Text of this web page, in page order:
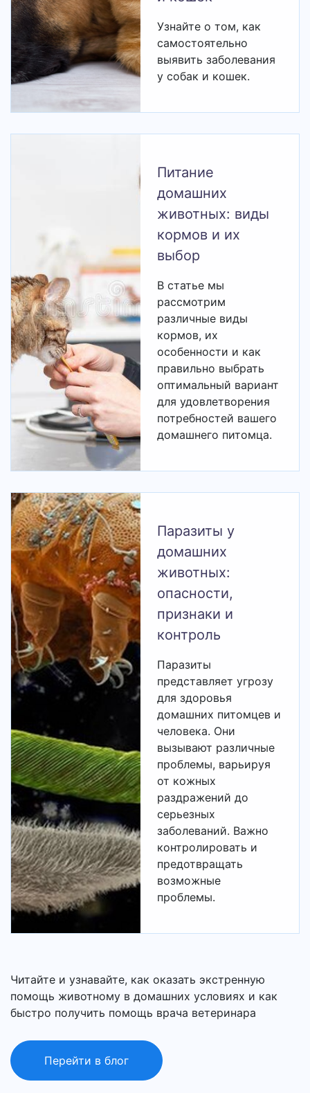
Узнайте о том, как
самостоятельно
выявить заболевания
у собак и кошек.
Питание
домашних
животных: виды
кормов и их
выбор
В статье мы
рассмотрим
различные виды
кормов, их
особенности и как
правильно выбрать
оптимальный вариант
для удовлетворения
потребностей вашего
домашнего питомца.
Паразиты у
домашних
животных:
опасности,
признаки и
контроль
Паразиты
представляет угрозу
для здоровья
домашних питомцев и
человека. Они
вызывают различные
проблемы, варьируя
от кожных
раздражений до
серьезных
заболеваний. Важно
контролировать и
предотвращать
возможные
проблемы.
Читайте и узнавайте, как оказать экстренную
помощь животному в домашних условиях и как
быстро получить помощь врача ветеринара
Перейти в блог